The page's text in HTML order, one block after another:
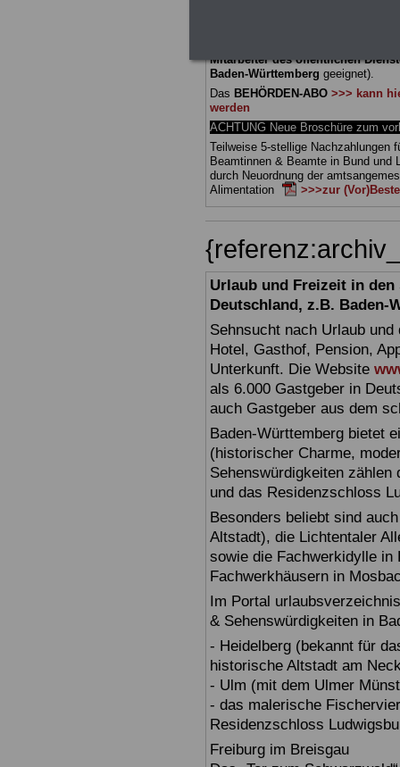
Mitarbeiter des öffentlichen
Baden-Württemberg geeignet).
Das BEHÖRDEN-ABO >>> kann
werden
ACHTUNG Neue Broschüre zum
Teilweise 5-stellige Nachzahlungen
Beamtinnen & Beamte in Bund und
durch Neuordnung der
Alimentation
>>>zur
Urlaub und Freizeit in
Deutschland, z.B. Baden-
Sehnsucht nach Urlaub
Hotel, Gasthof, Pension,
Unterkunft. Die Website
als 6.000 Gastgeber in
auch Gastgeber aus dem
Baden-Württemberg bietet
(historischer Charme,
Sehenswürdigkeiten
und das Residenzschloss
Besonders beliebt sind
Altstadt), die Lichtentaler
sowie die Fachwerkidylle in
Fachwerkhäusern in
Im Portal
& Sehenswürdigkeiten in
- Heidelberg (bekannt für
historische Altstadt am
- Ulm (mit dem Ulmer
- das malerische
Residenzschloss
Freiburg im Breisgau